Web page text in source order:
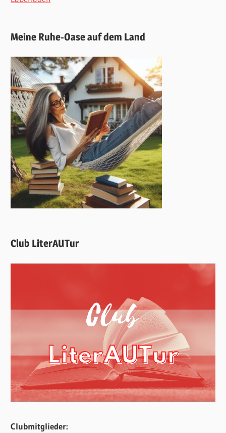
Meine Ruhe-Oase auf dem Land
Club LiterAUTur
Clubmitglieder: